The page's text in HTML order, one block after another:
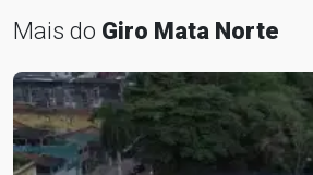
Mais do Giro Mata Norte